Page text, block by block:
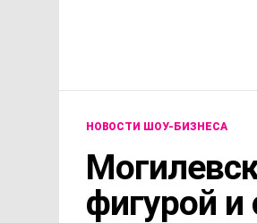
НОВОСТИ ШОУ-БИЗНЕСА
фигурой